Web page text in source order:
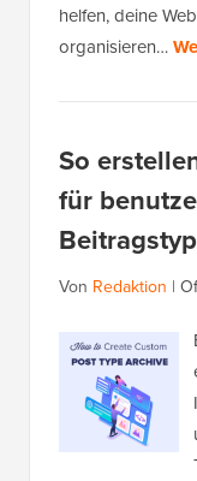
helfen, deine
organisieren…
So
für
Von Redaktion |